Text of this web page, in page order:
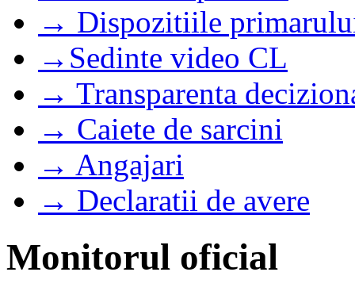
→ Dispozitiile
→Sedinte video CL
→ Transparenta
→ Caiete de sarcini
→ Angajari
→ Declaratii de avere
Monitorul oficial